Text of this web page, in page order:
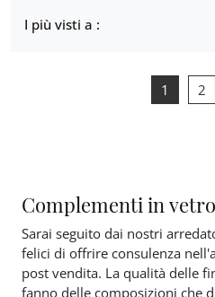
I più visti a :
1 2
Complementi in vetro
Sarai seguito dai nostri
felici di offrire consulenza
post vendita. La qualità delle
fanno delle composizioni che